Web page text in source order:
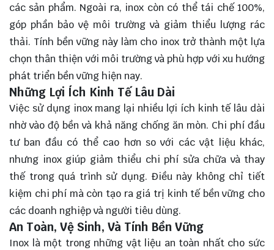
các sản phẩm. Ngoài ra, inox còn có thể tái chế 100%,
góp phần bảo vệ môi trường và giảm thiểu lượng rác
thải. Tính bền vững này làm cho inox trở thành một lựa
chọn thân thiện với môi trường và phù hợp với xu hướng
phát triển bền vững hiện nay.
Những Lợi Ích Kinh Tế Lâu Dài
Việc sử dụng inox mang lại nhiều lợi ích kinh tế lâu dài
nhờ vào độ bền và khả năng chống ăn mòn. Chi phí đầu
tư ban đầu có thể cao hơn so với các vật liệu khác,
nhưng inox giúp giảm thiểu chi phí sửa chữa và thay
thế trong quá trình sử dụng. Điều này không chỉ tiết
kiệm chi phí mà còn tạo ra giá trị kinh tế bền vững cho
các doanh nghiệp và người tiêu dùng.
An Toàn, Vệ Sinh, Và Tính Bền Vững
Inox là một trong những vật liệu an toàn nhất cho sức